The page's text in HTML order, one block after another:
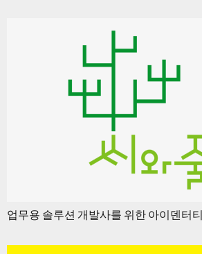
업무용 솔루션 개발사를 위한 아이덴터